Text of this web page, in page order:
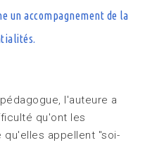
un accompagnement de la
l'auteure a
qu'ont les
appellent "soi-